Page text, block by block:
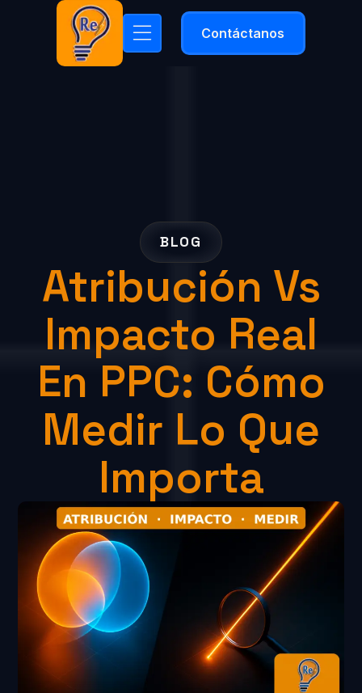
Contáctanos
BLOG
Atribución Vs
Impacto Real
En PPC: Cómo
Medir Lo Que
Importa